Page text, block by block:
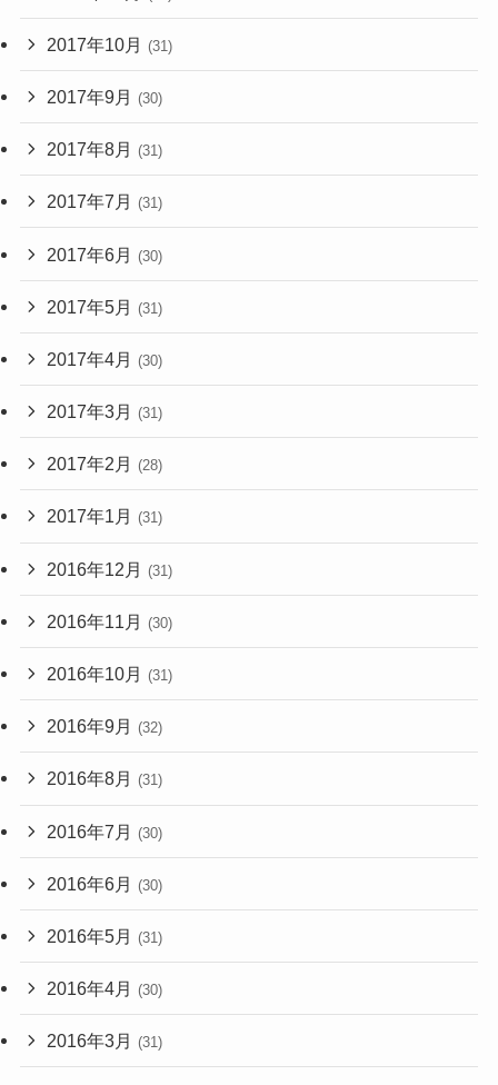
2017年10月 (31)
2017年9月 (30)
2017年8月 (31)
2017年7月 (31)
2017年6月 (30)
2017年5月 (31)
2017年4月 (30)
2017年3月 (31)
2017年2月 (28)
2017年1月 (31)
2016年12月 (31)
2016年11月 (30)
2016年10月 (31)
2016年9月 (32)
2016年8月 (31)
2016年7月 (30)
2016年6月 (30)
2016年5月 (31)
2016年4月 (30)
2016年3月 (31)